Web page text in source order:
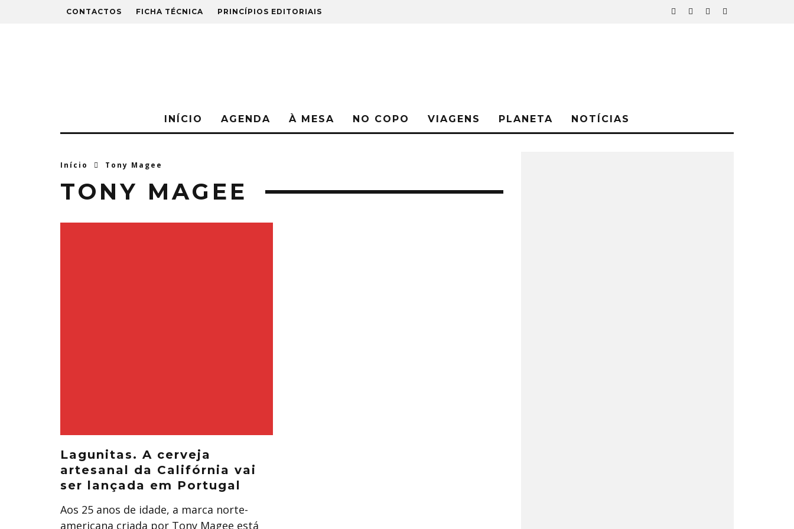
CONTACTOS FICHA TÉCNICA PRINCÍPIOS EDITORIAIS
INÍCIO AGENDA À MESA NO COPO VIAGENS PLANETA NOTÍCIAS
Início Tony Magee
TONY MAGEE
Lagunitas. A cerveja
artesanal da Califórnia vai
ser lançada em Portugal
Aos 25 anos de idade, a marca norte-
americana criada por Tony Magee está